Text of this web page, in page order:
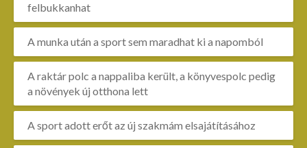
felbukkanhat
A munka után a sport sem maradhat ki a napomból
A raktár polc a nappaliba került, a könyvespolc pedig
a növények új otthona lett
A sport adott erőt az új szakmám elsajátításához